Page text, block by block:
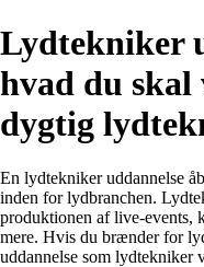
Lydtekniker
hvad du skal
dygtig
En lydtekniker uddannelse
inden for lydbranchen.
produktionen af live-events,
mere. Hvis du brænder for
uddannelse som lydtekniker